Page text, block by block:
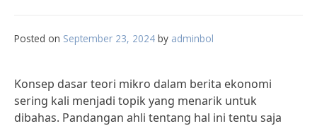
Posted on September 23, 2024 by adminbol
Konsep dasar teori mikro dalam berita ekonomi
sering kali menjadi topik yang menarik untuk
dibahas. Pandangan ahli tentang hal ini tentu saja